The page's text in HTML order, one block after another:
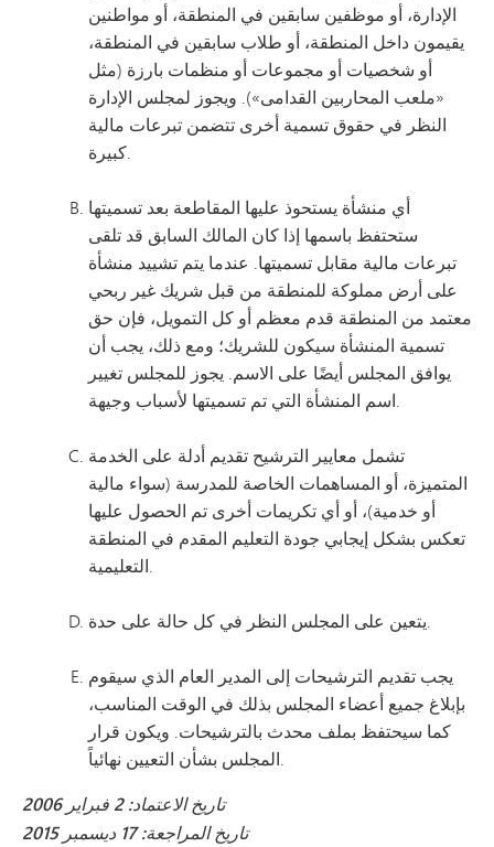
الإدارة، أو موظفين سابقين في المنطقة، أو مواطنين
يقيمون داخل المنطقة، أو طلاب سابقين في المنطقة،
أو شخصيات أو مجموعات أو منظمات بارزة (مثل
«ملعب المحاربين القدامى»). ويجوز لمجلس الإدارة
النظر في حقوق تسمية أخرى تتضمن تبرعات مالية
كبيرة.
أي منشأة يستحوذ عليها المقاطعة بعد تسميتها
ستحتفظ باسمها إذا كان المالك السابق قد تلقى
تبرعات مالية مقابل تسميتها. عندما يتم تشييد منشأة
على أرض مملوكة للمنطقة من قبل شريك غير ربحي
معتمد من المنطقة قدم معظم أو كل التمويل، فإن حق
تسمية المنشأة سيكون للشريك؛ ومع ذلك، يجب أن
يوافق المجلس أيضًا على الاسم. يجوز للمجلس تغيير
اسم المنشأة التي تم تسميتها لأسباب وجيهة.
تشمل معايير الترشيح تقديم أدلة على الخدمة
المتميزة، أو المساهمات الخاصة للمدرسة (سواء مالية
أو خدمية)، أو أي تكريمات أخرى تم الحصول عليها
تعكس بشكل إيجابي جودة التعليم المقدم في المنطقة
التعليمية.
يتعين على المجلس النظر في كل حالة على حدة.
يجب تقديم الترشيحات إلى المدير العام الذي سيقوم
بإبلاغ جميع أعضاء المجلس بذلك في الوقت المناسب،
كما سيحتفظ بملف محدث بالترشيحات. ويكون قرار
المجلس بشأن التعيين نهائياً.
تاريخ الاعتماد: 2 فبراير 2006
تاريخ المراجعة: 17 ديسمبر 2015